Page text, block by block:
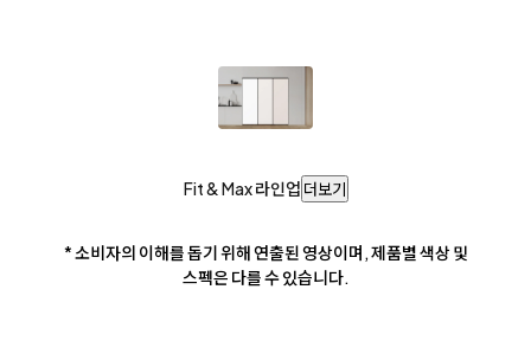
Fit & Max 라인업 더보기
* 소비자의 이해를 돕기 위해 연출된 영상이며, 제품별 색상 및
스펙은 다를 수 있습니다.